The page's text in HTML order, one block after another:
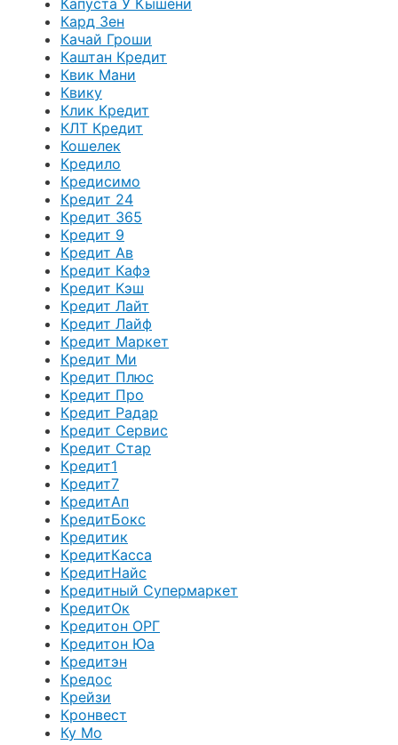
Капуста У Кышени
Кард Зен
Качай Гроши
Каштан Кредит
Квик Мани
Квику
Клик Кредит
КЛТ Кредит
Кошелек
Кредило
Кредисимо
Кредит 24
Кредит 365
Кредит 9
Кредит Ав
Кредит Кафэ
Кредит Кэш
Кредит Лайт
Кредит Лайф
Кредит Маркет
Кредит Ми
Кредит Плюс
Кредит Про
Кредит Радар
Кредит Сервис
Кредит Стар
Кредит1
Кредит7
КредитАп
КредитБокс
Кредитик
КредитКасса
КредитНайс
Кредитный Супермаркет
КредитОк
Кредитон ОРГ
Кредитон Юа
Кредитэн
Кредос
Крейзи
Кронвест
Ку Мо